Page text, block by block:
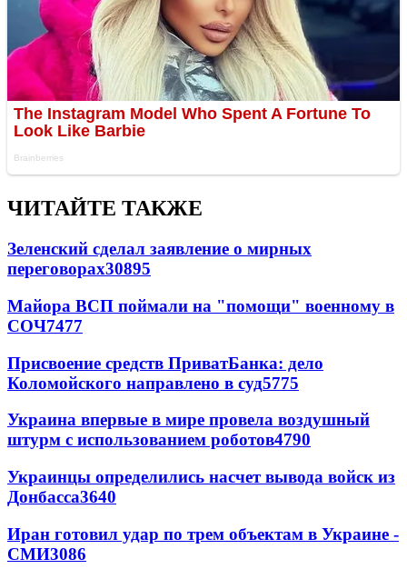
ЧИТАЙТЕ ТАКЖЕ
Зеленский сделал заявление о мирных
переговорах30895
Майора ВСП поймали на "помощи" военному в
СОЧ7477
Присвоение средств ПриватБанка: дело
Коломойского направлено в суд5775
Украина впервые в мире провела воздушный
штурм с использованием роботов4790
Украинцы определились насчет вывода войск из
Донбасса3640
Иран готовил удар по трем объектам в Украине -
СМИ3086